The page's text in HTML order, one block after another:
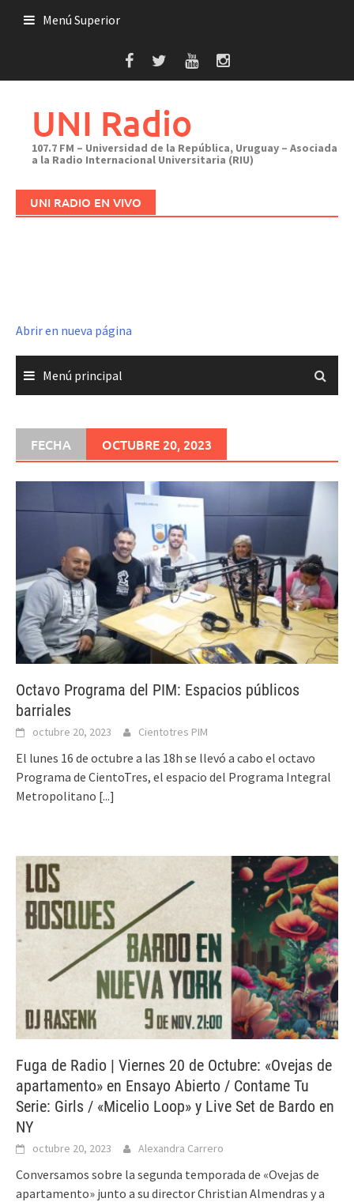
Menú Superior
UNI Radio
107.7 FM – Universidad de la República, Uruguay – Asociada
a la Radio Internacional Universitaria (RIU)
UNI RADIO EN VIVO
Abrir en nueva página
Menú principal
FECHA OCTUBRE 20, 2023
Octavo Programa del PIM: Espacios públicos
barriales
octubre 20, 2023 Cientotres PIM
El lunes 16 de octubre a las 18h se llevó a cabo el octavo
Programa de CientoTres, el espacio del Programa Integral
Metropolitano [...]
Fuga de Radio | Viernes 20 de Octubre: «Ovejas de
apartamento» en Ensayo Abierto / Contame Tu
Serie: Girls / «Micelio Loop» y Live Set de Bardo en
NY
octubre 20, 2023 Alexandra Carrero
Conversamos sobre la segunda temporada de «Ovejas de
apartamento» junto a su director Christian Almendras y a